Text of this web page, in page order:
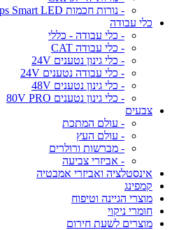
- נורות חכמות Philips Smart LED
כלי עבודה
- כלי עבודה - כללי
- כלי עבודה CAT
- כלי גינון נטענים 24V
- כלי עבודה נטענים 24V
- כלי גינון נטענים 48V
- כלי גינון נטענים 80V PRO
צבעים
- עולם המתכת
- עולם העץ
- מברשות ורולרים
- אביזרי צביעה
אינסטלציה ואביזרי אמבטיה
קמפינג
מוצרי הגיינה וטיפוח
חומרי ניקוי
מוצרים לשעת חירום